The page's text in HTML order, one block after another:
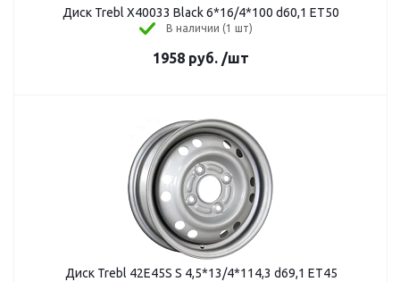
Диск Trebl X40033 Black 6*16/4*100 d60,1 ET50
В наличии (1 шт)
1958 руб. /шт
Диск Trebl 42E45S S 4,5*13/4*114,3 d69,1 ЕТ45